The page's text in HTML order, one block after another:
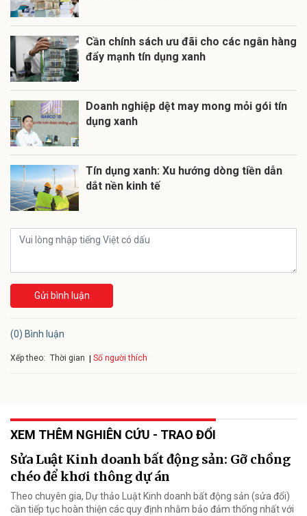
Cần chính sách ưu đãi cho các ngân hàng
đẩy mạnh tín dụng xanh
Doanh nghiệp dệt may mong mỏi gói tín
dụng xanh
Tín dụng xanh: Xu hướng dòng tiền dẫn
dắt nền kinh tế
Gửi bình luận
(0) Bình luận
Xếp theo: Thời gian Số người thích
XEM THÊM NGHIÊN CỨU - TRAO ĐỔI
Sửa Luật Kinh doanh bất động sản: Gỡ chồng
chéo để khơi thông dự án
Theo chuyên gia, Dự thảo Luật Kinh doanh bất động sản (sửa đổi)
cần tiếp tục hoàn thiện các quy định nhằm bảo đảm thống nhất với